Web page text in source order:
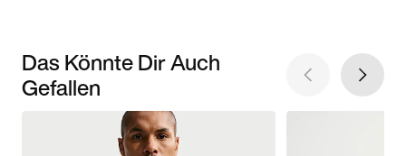
Das Könnte Dir Auch
Gefallen